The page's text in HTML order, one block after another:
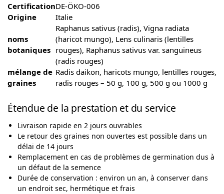
CertificationDE-ÖKO-006
Origine
Italie
noms
botaniques
Raphanus sativus (radis), Vigna radiata
(haricot mungo), Lens culinaris (lentilles
rouges), Raphanus sativus var. sanguineus
(radis rouges)
mélange de
graines
Radis daikon, haricots mungo, lentilles rouges,
radis rouges – 50 g, 100 g, 500 g ou 1000 g
Étendue de la prestation et du service
Livraison rapide en 2 jours ouvrables
Le retour des graines non ouvertes est possible dans un
délai de 14 jours
Remplacement en cas de problèmes de germination dus à
un défaut de la semence
Durée de conservation : environ un an, à conserver dans
un endroit sec, hermétique et frais